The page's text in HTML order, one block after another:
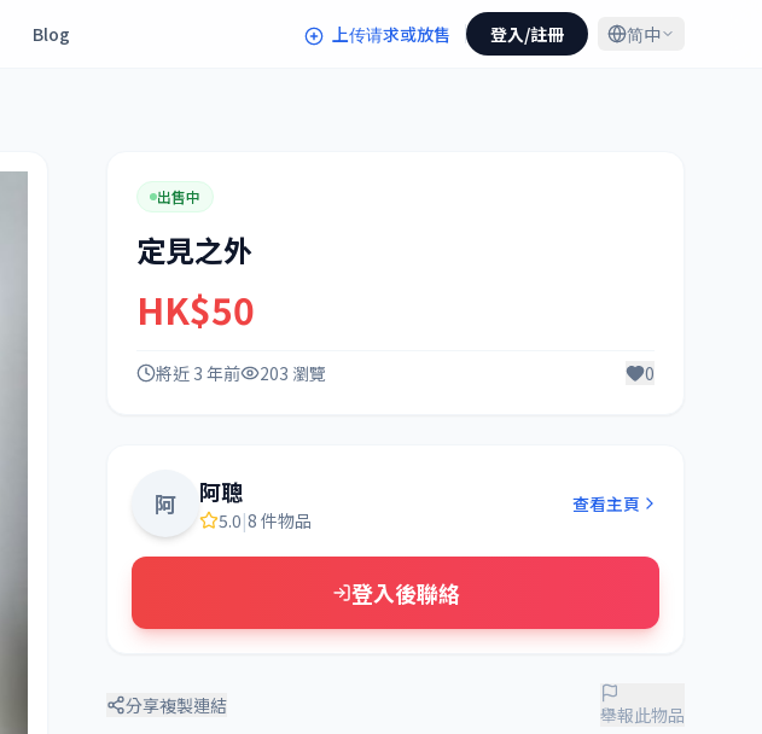
Blog 上传请求或放售 登入/註冊 简中
出售中
定見之外
HK$50
將近 3 年前 203 瀏覽 0
阿 阿聰
5.0|8 件物品
查看主頁
登入後聯絡
分享複製連結 舉報此物品